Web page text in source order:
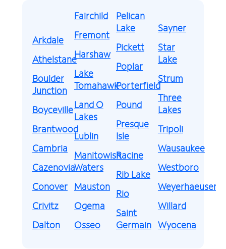
Arkdale
Athelstane
Boulder
Junction
Boyceville
Brantwood
Cambria
Cazenovia
Conover
Crivitz
Dalton
Fairchild
Fremont
Harshaw
Lake
Tomahawk
Land O
Lakes
Lublin
Manitowish
Waters
Mauston
Ogema
Osseo
Pelican
Lake
Pickett
Poplar
Porterfield
Pound
Presque
Isle
Racine
Rib Lake
Rio
Saint
Germain
Sayner
Star
Lake
Strum
Three
Lakes
Tripoli
Wausaukee
Westboro
Weyerhaeuser
Willard
Wyocena